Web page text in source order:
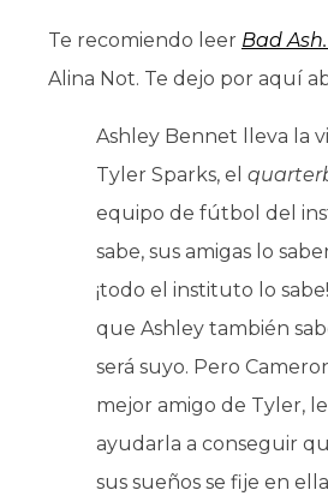
Te recomiendo leer Bad
Alina Not. Te dejo por aquí
Ashley Bennet lleva la
Tyler Sparks, el
equipo de fútbol del
sabe, sus amigas lo
¡todo el instituto lo
que Ashley también
será suyo. Pero
mejor amigo de Tyler,
ayudarla a conseguir
sus sueños se fije en